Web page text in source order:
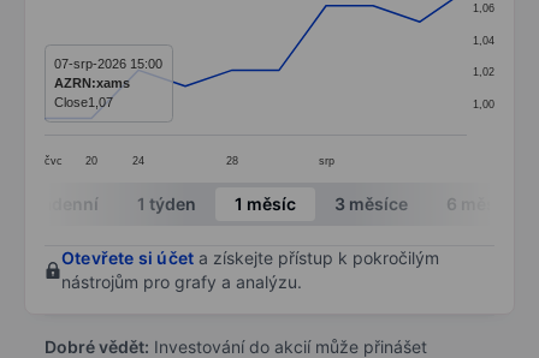
Line chart with 10 data points.
The chart has 1 X axis displaying categories.
The chart has 1 Y axis displaying values. Data
čvc 20 24 28 srp
1,00
1,02
1,04
1,06
07-srp-2026 15:00
AZRN:xams
Close1,07
End of interactive chart.
Intradenní 1 týden 1 měsíc 3 měsíce 6 měsíců
Otevřete si účet a získejte přístup k pokročilým
nástrojům pro grafy a analýzu.
Dobré vědět: Investování do akcií může přinášet